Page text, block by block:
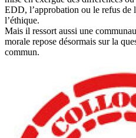
EDD, l’approbation ou le refus de
l’éthique.
Mais il ressort aussi une
morale repose désormais sur la
commun.